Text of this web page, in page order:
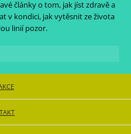
články o tom, jak jíst zdravě a
v kondici, jak vytěsnit ze života
linií pozor.